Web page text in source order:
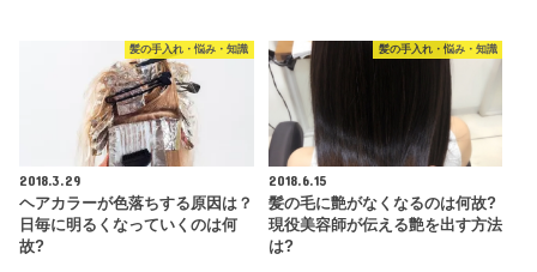
髪の手入れ・悩み・知識
2018.3.29
ヘアカラーが色落ちする原因は？
日毎に明るくなっていくのは何
故?
髪の手入れ・悩み・知識
2018.6.15
髪の毛に艶がなくなるのは何故?
現役美容師が伝える艶を出す方法
は?